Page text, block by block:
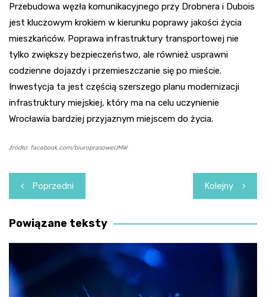
Przebudowa węzła komunikacyjnego przy Drobnera i Dubois
jest kluczowym krokiem w kierunku poprawy jakości życia
mieszkańców. Poprawa infrastruktury transportowej nie
tylko zwiększy bezpieczeństwo, ale również usprawni
codzienne dojazdy i przemieszczanie się po mieście.
Inwestycja ta jest częścią szerszego planu modernizacji
infrastruktury miejskiej, który ma na celu uczynienie
Wrocławia bardziej przyjaznym miejscem do życia.
źródło: facebook.com/biuroprasoweUMW
Nawigacja
wpisu
Poprzedni Kolejny
Powiązane teksty